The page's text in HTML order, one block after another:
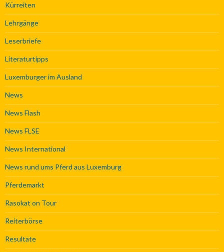
Kürreiten
Lehrgänge
Leserbriefe
Literaturtipps
Luxemburger im Ausland
News
News Flash
News FLSE
News International
News rund ums Pferd aus Luxemburg
Pferdemarkt
Rasokat on Tour
Reiterbörse
Resultate